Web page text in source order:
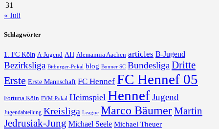
31
« Juli
Schlagwörter
1. FC Köln A-Jugend AH Alemannia Aachen articles B-Jugend
Bezirksliga Bitburger-Pokal blog Bonner SC BundesligaDritte
Erste Erste Mannschaft FC Hennef FC Hennef 05
Fortuna Köln FVM-Pokal Heimspiel HennefJugend
Jugendabteilung Kreisliga League Marco BäumerMartin
Jedrusiak-Jung Michael Seele Michael Theuer